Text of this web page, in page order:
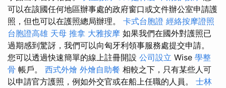
可以在該國任何地區辦事處的政府窗口或文件辦公室申請護
照，但也可以在護照總局辦理。 卡式台胞證 經絡按摩證照
台胞證高雄 天母 推拿 大雅按摩 如果我們在國外對護照已
過期感到驚訝，我們可以向匈牙利領事服務處提交申請。
您可以透過快速簡單的線上註冊開設 公司設立 Wise 學整
骨 帳戶。 西式外燴 外燴自助餐 相較之下，只有某些人可
以申請官方護照，例如外交官或在船上任職的人員。 士林